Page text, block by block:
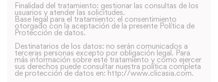
Finalidad del tratamiento: gestionar las consultas de los
usuarios y atender las solicitudes.
Base legal para el tratamiento: el consentimiento
otorgado con la aceptación de la presente Política de
Protección de datos.
Destinatarios de los datos: no serán comunicados a
terceras personas excepto por obligación legal. Para
más información sobre este tratamiento y como ejercer
sus derechos puede consultar nuestra política completa
de protección de datos en: http://www.clicasia.com.